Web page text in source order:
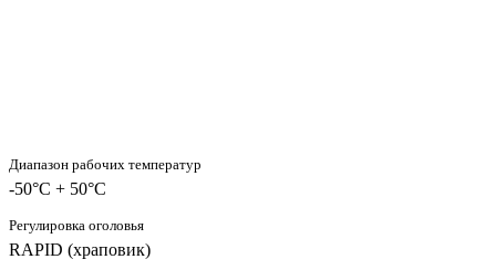
Диапазон рабочих температур
-50°C + 50°C
Регулировка оголовья
RAPID (храповик)